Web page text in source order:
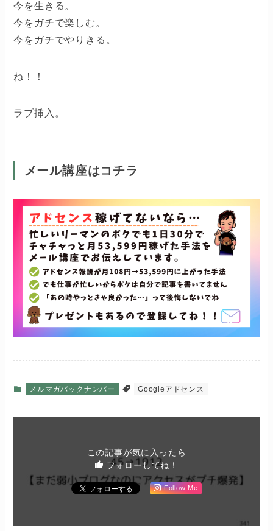
今を生きる。
今をガチで楽しむ。
今をガチでやりきる。
ね！！
ラブ挿入。
メール講座はコチラ
メルマガバックナンバー Googleアドセンス
この記事が気に入ったら
フォローしてね！
Follow Me